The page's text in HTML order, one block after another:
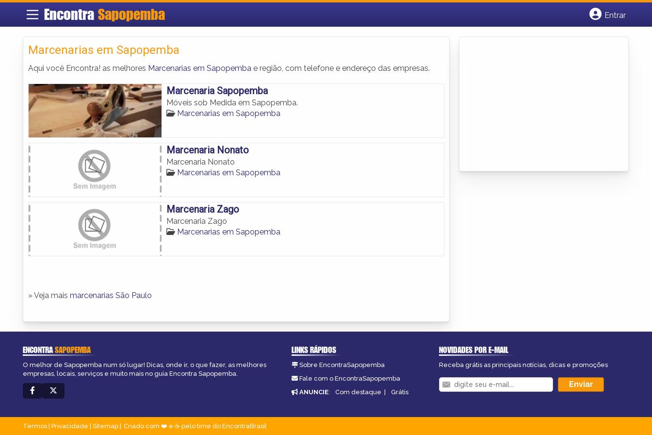
Encontra Sapopemba
Entrar
Marcenarias em Sapopemba
Aqui você Encontra! as melhores Marcenarias em Sapopemba e região, com telefone e endereço das empresas.
Marcenaria Sapopemba
Móveis sob Medida em Sapopemba.
Marcenarias em Sapopemba
Marcenaria Nonato
Marcenaria Nonato
Marcenarias em Sapopemba
Marcenaria Zago
Marcenaria Zago
Marcenarias em Sapopemba
» Veja mais marcenarias São Paulo
ENCONTRASAPOPEMBA
O melhor de Sapopemba num só lugar! Dicas, onde ir, o que fazer, as melhores
empresas, locais, serviços e muito mais no guia Encontra Sapopemba.
LINKS RÁPIDOS
Sobre EncontraSapopemba
Fale com o EncontraSapopemba
ANUNCIE: Com destaque | Grátis
NOVIDADES POR E-MAIL
Receba grátis as principais notícias, dicas e promoções
Termos Privacidade Sitemap Criado com ❤️ e ☕ pelo time do EncontraBrasil